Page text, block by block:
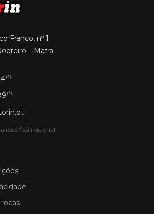
Franco, nº 1
– Mafra
(*)
(*)
rede fixa nacional